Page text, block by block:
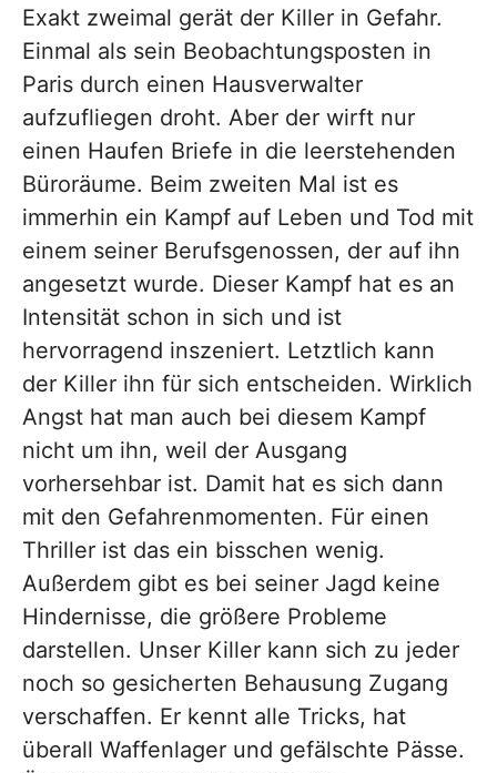
Exakt zweimal gerät der Killer in Gefahr.
Einmal als sein Beobachtungsposten in
Paris durch einen Hausverwalter
aufzufliegen droht. Aber der wirft nur
einen Haufen Briefe in die leerstehenden
Büroräume. Beim zweiten Mal ist es
immerhin ein Kampf auf Leben und Tod mit
einem seiner Berufsgenossen, der auf ihn
angesetzt wurde. Dieser Kampf hat es an
Intensität schon in sich und ist
hervorragend inszeniert. Letztlich kann
der Killer ihn für sich entscheiden. Wirklich
Angst hat man auch bei diesem Kampf
nicht um ihn, weil der Ausgang
vorhersehbar ist. Damit hat es sich dann
mit den Gefahrenmomenten. Für einen
Thriller ist das ein bisschen wenig.
Außerdem gibt es bei seiner Jagd keine
Hindernisse, die größere Probleme
darstellen. Unser Killer kann sich zu jeder
noch so gesicherten Behausung Zugang
verschaffen. Er kennt alle Tricks, hat
überall Waffenlager und gefälschte Pässe.